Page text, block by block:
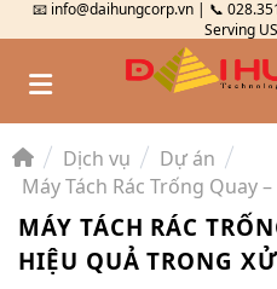
📧 info@daihungcorp.vn | 📞
Serving
Đăng nhập
Đăng ký
⟲ Kiểm tra
Dịch vụ
Dự án
Máy Tách Rác Trống Quay
MÁY TÁCH RÁC
HIỆU QUẢ TRONG